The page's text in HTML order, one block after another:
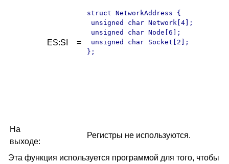
ES:SI =
struct NetworkAddress {
unsigned char Network[4];
unsigned char Node[6];
unsigned char Socket[2];
};
На
выходе:
Регистры не используются.
Эта функция используется программой для того, чтобы